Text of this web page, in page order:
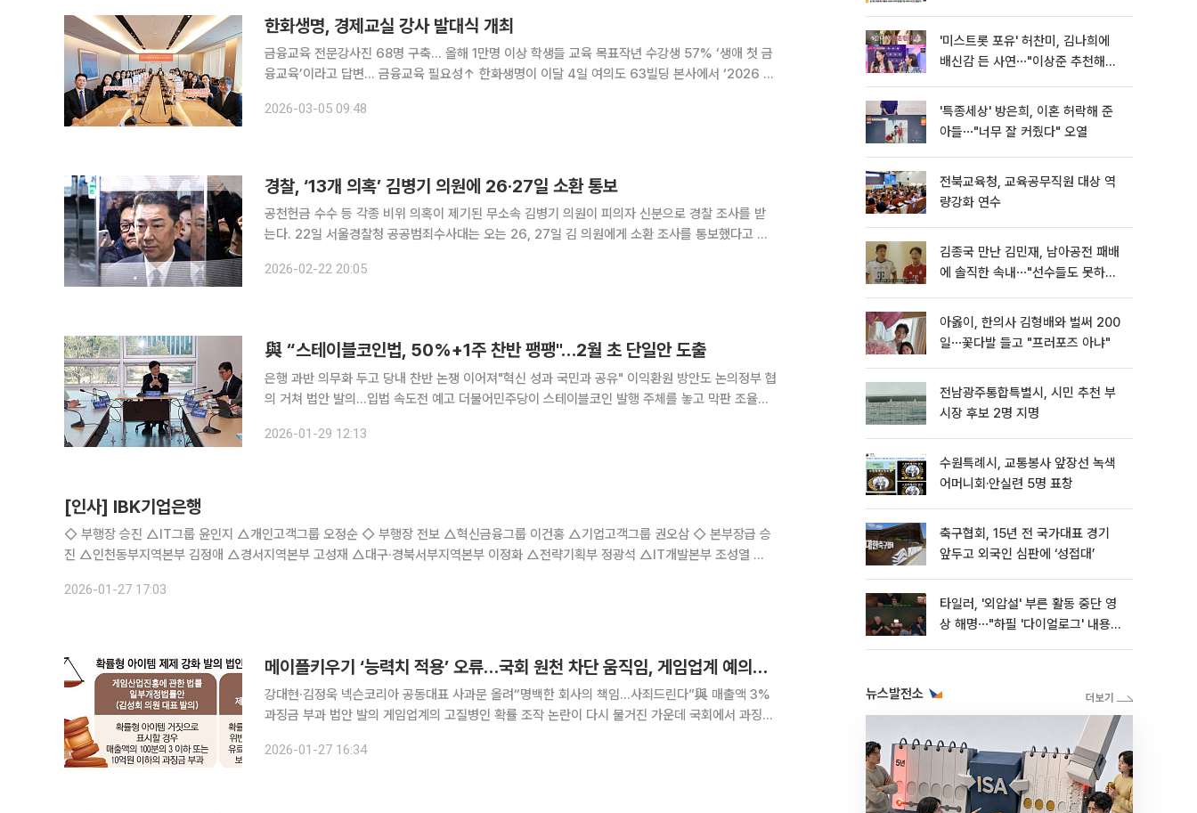
한화생명, 경제교실 강사 발대식 개최
금융교육 전문강사진 68명 구축… 올해 1만명 이상 학생들 교육 목표작년 수강생 57% ‘생애 첫 금
융교육’이라고 답변… 금융교육 필요성↑ 한화생명이 이달 4일 여의도 63빌딩 본사에서 ‘2026 한
전국 아동·청소년 1만여 명에게 금융교육을 제공함으로써
2026-03-05 09:48
경찰, ‘13개 의혹’ 김병기 의원에 26·27일 소환 통보
공천헌금 수수 등 각종 비위 의혹이 제기된 무소속 김병기 의원이 피의자 신분으로 경찰 조사를 받
는다. 22일 서울경찰청 공공범죄수사대는 오는 26, 27일 김 의원에게 소환 조사를 통보했다고 밝
배우자의 법인카드 사적 유용 의혹, 자녀 취업 청탁 의혹
2026-02-22 20:05
與 “스테이블코인법, 50%+1주 찬반 팽팽"…2월 초 단일안 도출
은행 과반 의무화 두고 당내 찬반 논쟁 이어져"혁신 성과 국민과 공유" 이익환원 방안도 논의정부 협
의 거쳐 법안 발의…입법 속도전 예고 더불어민주당이 스테이블코인 발행 주체를 놓고 막판 조율에
는 가운데, 2월 초 단일안 도출을 목표로 내부 논의에 속도를
2026-01-29 12:13
[인사] IBK기업은행
◇ 부행장 승진 △IT그룹 윤인지 △개인고객그룹 오정순 ◇ 부행장 전보 △혁신금융그룹 이건홍 △기업고객그룹 권오삼 ◇ 본부장급 승
진 △인천동부지역본부 김정애 △경서지역본부 고성재 △대구·경북서부지역본부 이정화 △전략기획부 정광석 △IT개발본부 조성열 △
2026-01-27 17:03
메이플키우기 ‘능력치 적용’ 오류…국회 원천 차단 움직임, 게임업계 예의주시
강대현·김정욱 넥슨코리아 공동대표 사과문 올려“명백한 회사의 책임…사죄드린다”與 매출액 3%
과징금 부과 법안 발의 게임업계의 고질병인 확률 조작 논란이 다시 불거진 가운데 국회에서 과징금
2026-01-27 16:34
'미스트롯 포유' 허찬미, 김나희에
배신감 든 사연⋯"이상준 추천해주
'특종세상' 방은희, 이혼 허락해 준
아들⋯"너무 잘 커줬다" 오열
전북교육청, 교육공무직원 대상 역
량강화 연수
김종국 만난 김민재, 남아공전 패배
에 솔직한 속내⋯"선수들도 못하긴
아옳이, 한의사 김형배와 벌써 200
일⋯꽃다발 들고 "프러포즈 아냐"
전남광주통합특별시, 시민 추천 부
시장 후보 2명 지명
수원특례시, 교통봉사 앞장선 녹색
어머니회·안실련 5명 표창
축구협회, 15년 전 국가대표 경기
앞두고 외국인 심판에 ‘성접대’
타일러, '외압설' 부른 활동 중단 영
상 해명⋯"하필 '다이얼로그' 내용이
뉴스발전소